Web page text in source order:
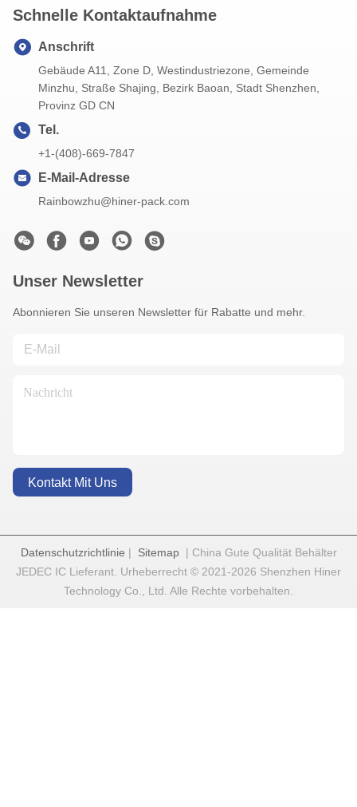
Schnelle Kontaktaufnahme
Anschrift
Gebäude A11, Zone D, Westindustriezone, Gemeinde
Minzhu, Straße Shajing, Bezirk Baoan, Stadt Shenzhen,
Provinz GD CN
Tel.
+1-(408)-669-7847
E-Mail-Adresse
Rainbowzhu@hiner-pack.com
Unser Newsletter
Abonnieren Sie unseren Newsletter für Rabatte und mehr.
Kontakt Mit Uns
Datenschutzrichtlinie | Sitemap| China Gute Qualität Behälter
JEDEC IC Lieferant. Urheberrecht © 2021-2026 Shenzhen Hiner
Technology Co., Ltd. Alle Rechte vorbehalten.